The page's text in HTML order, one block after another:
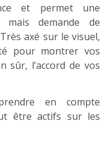
et permet une
mais demande de
axé sur le visuel,
pour montrer vos
sûr, l’accord de vos
en compte
être actifs sur les